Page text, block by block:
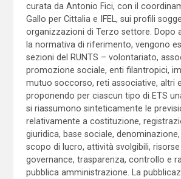
curata da Antonio Fici, con il
Gallo per Cittalia e IFEL, sui profili
organizzazioni di Terzo settore. Dopo
la normativa di riferimento, vengono
sezioni del RUNTS – volontariato,
promozione sociale, enti filantropici,
mutuo soccorso, reti associative, altri
proponendo per ciascun tipo di ETS
si riassumono sinteticamente le
relativamente a costituzione,
giuridica, base sociale,
scopo di lucro, attività svolgibili, risorse
governance, trasparenza, controllo e
pubblica amministrazione. La